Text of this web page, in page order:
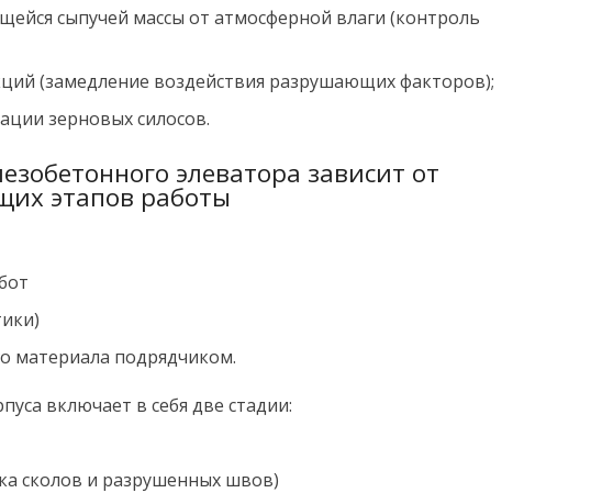
сыпучей массы от атмосферной влаги (контроль
(замедление воздействия разрушающих факторов);
зерновых силосов.
элеватора зависит от
этапов работы
материала подрядчиком.
включает в себя две стадии:
сколов и разрушенных швов)